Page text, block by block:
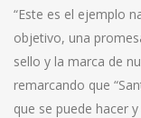
“Este es el ejemplo
objetivo, una
sello y la marca de
remarcando que
que se puede hacer